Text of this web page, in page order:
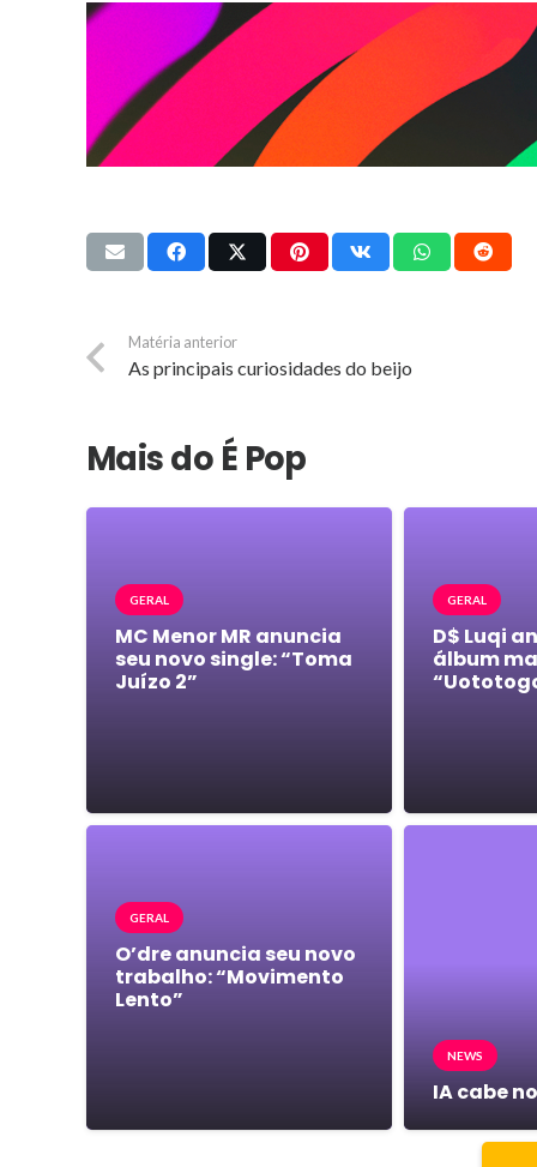
Matéria anterior
As principais curiosidades do beijo
Mais do É Pop
GERAL
MC Menor MR anuncia
seu novo single: “Toma
Juízo 2”
GERAL
D$ Luqi
álbum
GERAL
O’dre anuncia seu novo
trabalho: “Movimento
Lento”
NEWS
IA cabe